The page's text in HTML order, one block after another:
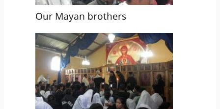
Our Mayan brothers